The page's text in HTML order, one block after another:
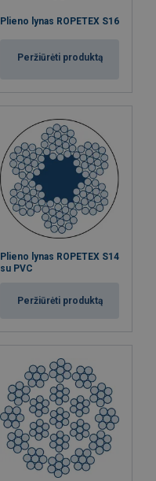
Plieno lynas ROPETEX S16
Peržiūrėti produktą
Plieno lynas ROPETEX S14
su PVC
Peržiūrėti produktą